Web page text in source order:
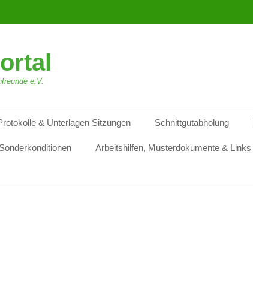
e:V.
& Unterlagen Sitzungen Schnittgutabholung
Sonderkonditionen Arbeitshilfen, Musterdokumente & Links